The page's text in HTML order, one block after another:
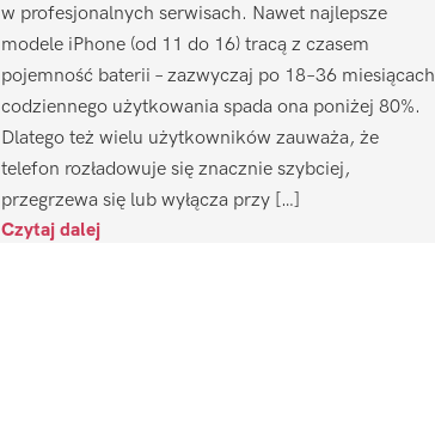
w profesjonalnych serwisach. Nawet najlepsze
modele iPhone (od 11 do 16) tracą z czasem
pojemność baterii – zazwyczaj po 18–36 miesiącach
codziennego użytkowania spada ona poniżej 80%.
Dlatego też wielu użytkowników zauważa, że
telefon rozładowuje się znacznie szybciej,
przegrzewa się lub wyłącza przy […]
Czytaj dalej